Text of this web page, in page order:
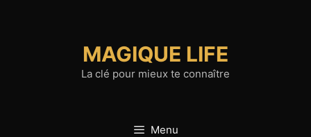
MAGIQUE LIFE
La clé pour mieux te connaître
Menu